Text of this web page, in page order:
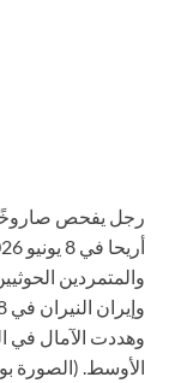
رجل يفحص
والمتمردين
وهددت الآمال في